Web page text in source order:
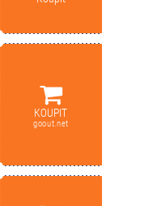
KOUPIT
goout.net